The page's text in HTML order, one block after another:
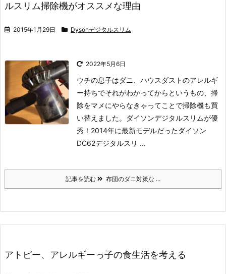
ルスリム掃除機がオススメな理由
2015年1月29日 Dysonデジタルスリム
2022年5月6日
ウチの息子はダニ、ハウスダストのアレルギ
ー持ちでそれがわかってからというもの、掃
除をマメにやらなきゃってことで掃除機も買
い替えました。
ダイソンデジタルスリムが優
秀！ 2014年に最新モデルだったダイソン
DC62デジタルスリ ...
記事を読む 布団のダニ対策な ...
アトピー、アレルギーっ子の食生活を考える